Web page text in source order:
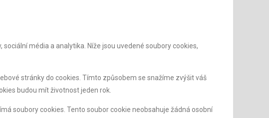
média a analytika. Níže jsou uvedené soubory cookies,
stránky do cookies. Tímto způsobem se snažíme zvýšit váš
budou mít životnost jeden rok.
soubory cookies. Tento soubor cookie neobsahuje žádná osobní